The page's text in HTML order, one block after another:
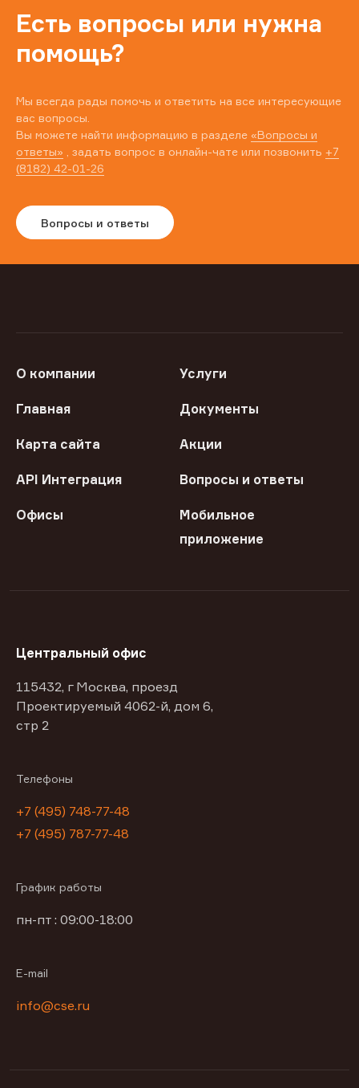
Есть вопросы или нужна
помощь?
Мы всегда рады помочь и ответить на все интересующие
вас вопросы.
Вы можете найти информацию в разделе «Вопросы и
ответы» , задать вопрос в онлайн-чате или позвонить +7
(8182) 42-01-26
Вопросы и ответы
О компании Услуги
Главная Документы
Карта сайта Акции
API Интеграция Вопросы и ответы
Офисы
Мобильное
приложение
Центральный офис
115432, г Москва, проезд
Проектируемый 4062-й, дом 6,
стр 2
Телефоны
+7 (495) 748-77-48
+7 (495) 787-77-48
График работы
пн-пт : 09:00-18:00
E-mail
info@cse.ru